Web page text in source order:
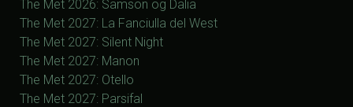
The Met 2026: Samson og Dalia
The Met 2027: La Fanciulla del West
The Met 2027: Silent Night
The Met 2027: Manon
The Met 2027: Otello
The Met 2027: Parsifal